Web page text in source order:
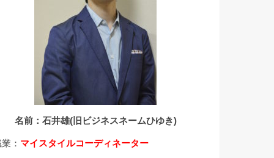
名前：石井雄(旧ビジネスネームひゆき)
： マイスタイルコーディネーター